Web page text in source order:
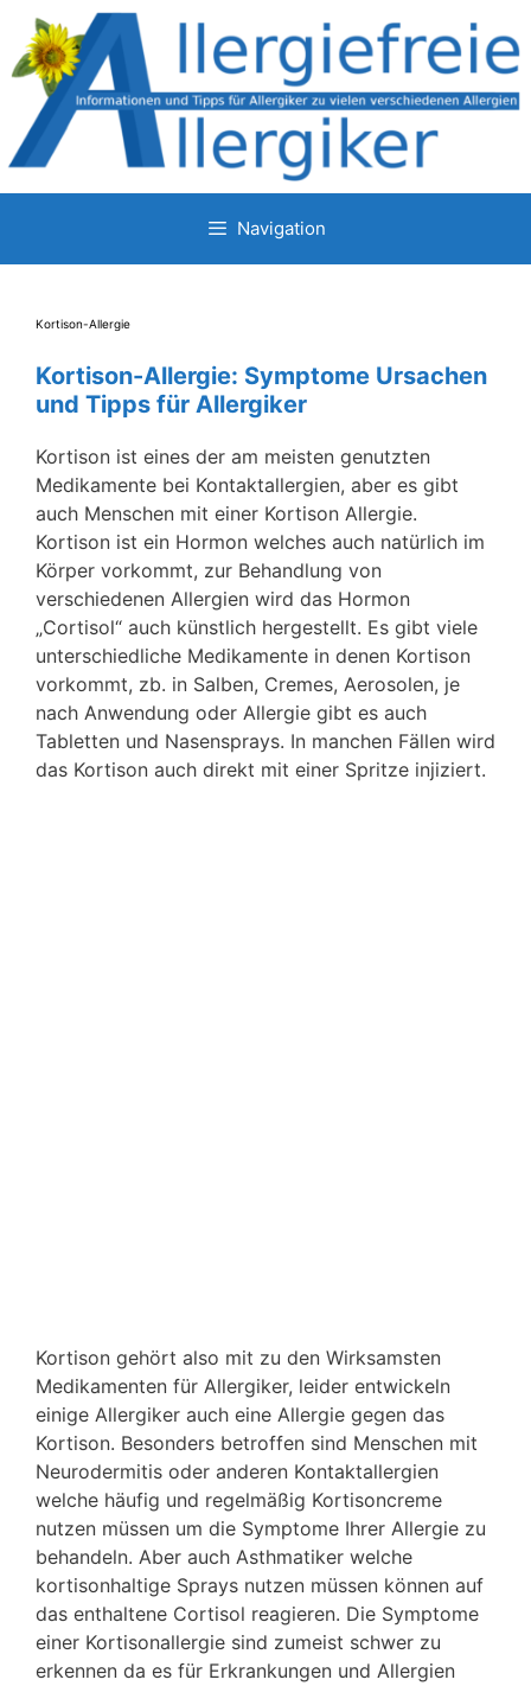
Zum
Inhalt
springen
Navigation
Kortison-Allergie
Kortison-Allergie: Symptome Ursachen
und Tipps für Allergiker
Kortison ist eines der am meisten genutzten
Medikamente bei Kontaktallergien, aber es gibt
auch Menschen mit einer Kortison Allergie.
Kortison ist ein Hormon welches auch natürlich im
Körper vorkommt, zur Behandlung von
verschiedenen Allergien wird das Hormon
„Cortisol“ auch künstlich hergestellt. Es gibt viele
unterschiedliche Medikamente in denen Kortison
vorkommt, zb. in Salben, Cremes, Aerosolen, je
nach Anwendung oder Allergie gibt es auch
Tabletten und Nasensprays. In manchen Fällen wird
das Kortison auch direkt mit einer Spritze injiziert.
Kortison gehört also mit zu den Wirksamsten
Medikamenten für Allergiker, leider entwickeln
einige Allergiker auch eine Allergie gegen das
Kortison. Besonders betroffen sind Menschen mit
Neurodermitis oder anderen Kontaktallergien
welche häufig und regelmäßig Kortisoncreme
nutzen müssen um die Symptome Ihrer Allergie zu
behandeln. Aber auch Asthmatiker welche
kortisonhaltige Sprays nutzen müssen können auf
das enthaltene Cortisol reagieren. Die Symptome
einer Kortisonallergie sind zumeist schwer zu
erkennen da es für Erkrankungen und Allergien